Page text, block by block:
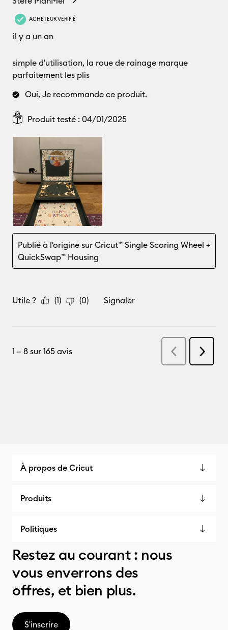
À propos de Cricut
Produits
Politiques
Restez au courant : nous
vous enverrons des
offres, et bien plus.
S'inscrire